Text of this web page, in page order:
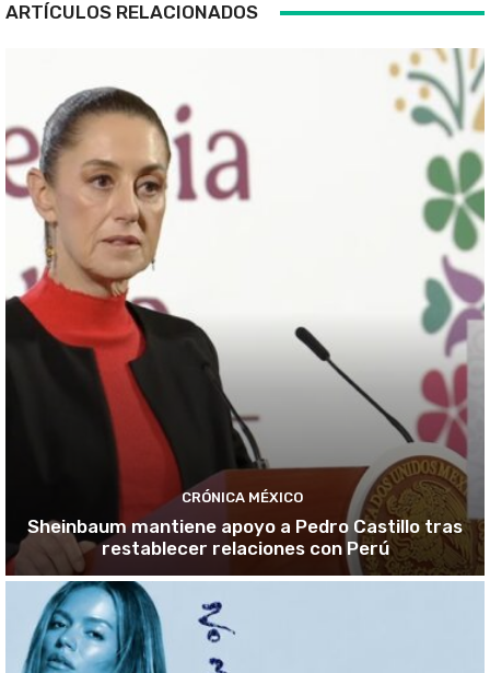
ARTÍCULOS RELACIONADOS
CRÓNICA MÉXICO
Sheinbaum mantiene apoyo a Pedro Castillo tras
restablecer relaciones con Perú